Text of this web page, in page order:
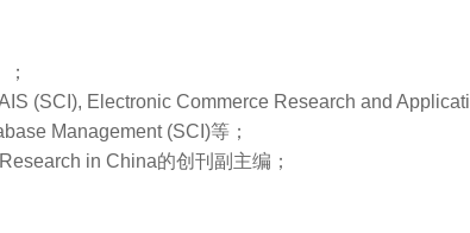
(SCI), Electronic Commerce Research and
Management (SCI)等；
in China的创刊副主编；